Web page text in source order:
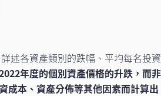
述各資產類別的跌幅、平均每名投資
年度的個別資產價格的升跌，而非
成本、資產分佈等其他因素而計算出